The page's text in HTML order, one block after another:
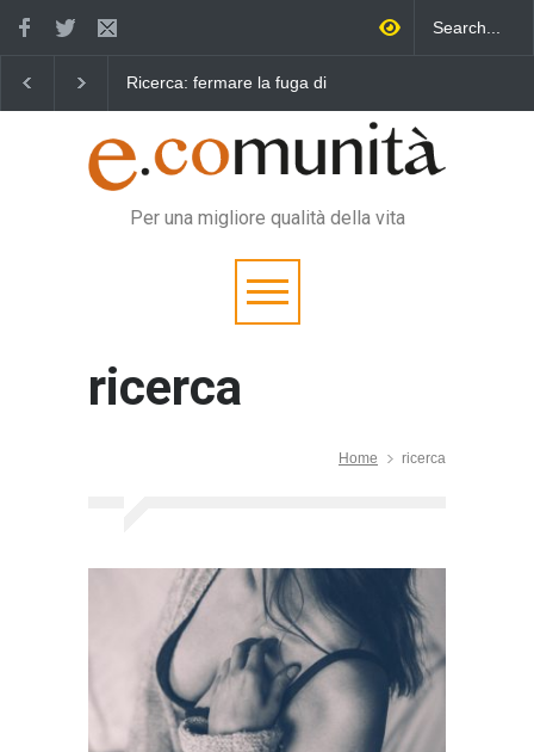
fermare la fuga di
Robot in medicina, primato
Per una migliore qualità della vita
ricerca
Home ricerca